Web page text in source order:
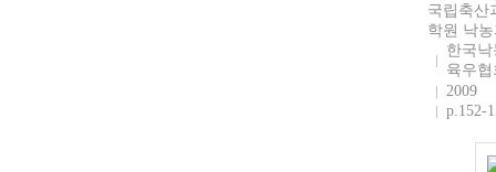
국립축산
학원 낙
한국낙
육우협
2009
p.152-